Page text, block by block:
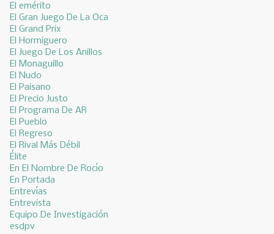
El emérito
El Gran Juego De La Oca
El Grand Prix
El Hormiguero
El Juego De Los Anillos
El Monaguillo
El Nudo
El Paisano
El Precio Justo
El Programa De AR
El Pueblo
El Regreso
El Rival Más Débil
Élite
En El Nombre De Rocío
En Portada
Entrevías
Entrevista
Equipo De Investigación
esdpv